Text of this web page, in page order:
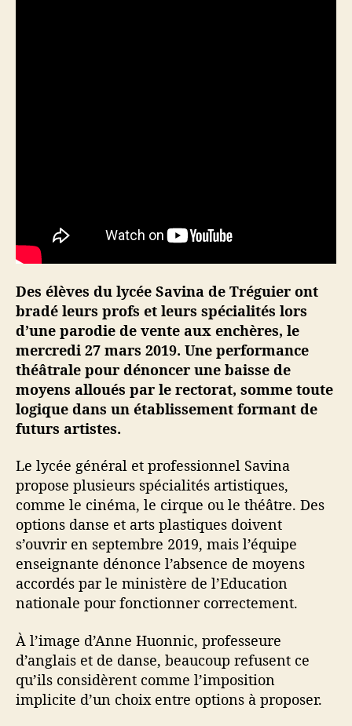
i
s
t
è
r
e
Des élèves du lycée Savina de Tréguier ont
bradé leurs profs et leurs spécialités lors
d’une parodie de vente aux enchères, le
mercredi 27 mars 2019. Une performance
théâtrale pour dénoncer une baisse de
moyens alloués par le rectorat, somme toute
logique dans un établissement formant de
futurs artistes.
Le lycée général et professionnel Savina
propose plusieurs spécialités artistiques,
comme le cinéma, le cirque ou le théâtre. Des
options danse et arts plastiques doivent
s’ouvrir en septembre 2019, mais l’équipe
enseignante dénonce l’absence de moyens
accordés par le ministère de l’Education
nationale pour fonctionner correctement.
À l’image d’Anne Huonnic, professeure
d’anglais et de danse, beaucoup refusent ce
qu’ils considèrent comme l’imposition
implicite d’un choix entre options à proposer.